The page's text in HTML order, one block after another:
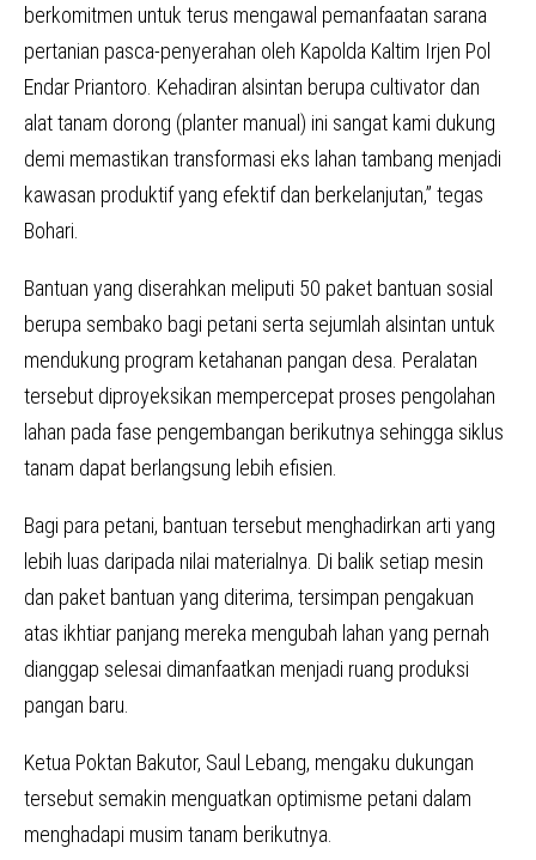
berkomitmen untuk terus mengawal pemanfaatan sarana
pertanian pasca-penyerahan oleh Kapolda Kaltim Irjen Pol
Endar Priantoro. Kehadiran alsintan berupa cultivator dan
alat tanam dorong (planter manual) ini sangat kami dukung
demi memastikan transformasi eks lahan tambang menjadi
kawasan produktif yang efektif dan berkelanjutan,” tegas
Bohari.
Bantuan yang diserahkan meliputi 50 paket bantuan sosial
berupa sembako bagi petani serta sejumlah alsintan untuk
mendukung program ketahanan pangan desa. Peralatan
tersebut diproyeksikan mempercepat proses pengolahan
lahan pada fase pengembangan berikutnya sehingga siklus
tanam dapat berlangsung lebih efisien.
Bagi para petani, bantuan tersebut menghadirkan arti yang
lebih luas daripada nilai materialnya. Di balik setiap mesin
dan paket bantuan yang diterima, tersimpan pengakuan
atas ikhtiar panjang mereka mengubah lahan yang pernah
dianggap selesai dimanfaatkan menjadi ruang produksi
pangan baru.
Ketua Poktan Bakutor, Saul Lebang, mengaku dukungan
tersebut semakin menguatkan optimisme petani dalam
menghadapi musim tanam berikutnya.